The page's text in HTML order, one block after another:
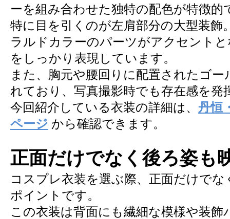
ーを組み合わせた独特の配色が特徴的
特に目を引くのが左肩部分の大型装飾
ラルドカラーのパーツがアクセント
をしっかり表現しています。
また、胸元や腰回りに配置されたゴ
れており、写真撮影時でも存在感を発
今回紹介している衣装の詳細は、 丹恒
ページ から確認できます。
正面だけでなく後ろ姿も
コスプレ衣装を選ぶ際、正面だけで
ポイントです。
この衣装は背面にも繊細な模様や装飾